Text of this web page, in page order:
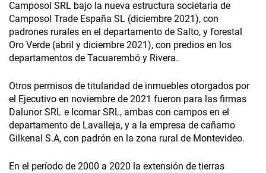
Camposol SRL bajo la nueva estructura societaria de
Camposol Trade España SL (diciembre 2021), con
padrones rurales en el departamento de Salto, y forestal
Oro Verde (abril y diciembre 2021), con predios en los
departamentos de Tacuarembó y Rivera.
Otros permisos de titularidad de inmuebles otorgados por
el Ejecutivo en noviembre de 2021 fueron para las firmas
Dalunor SRL e Icomar SRL, ambas con campos en el
departamento de Lavalleja, y a la empresa de cañamo
Gilkenal S.A, con padrón en la zona rural de Montevideo.
En el período de 2000 a 2020 la extensión de tierras